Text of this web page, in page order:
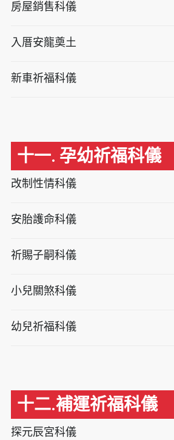
房屋銷售科儀
入厝安龍奠土
新車祈福科儀
十一. 孕幼祈福科儀
改制性情科儀
安胎護命科儀
祈賜子嗣科儀
小兒關煞科儀
幼兒祈福科儀
十二.補運祈福科儀
探元辰宮科儀